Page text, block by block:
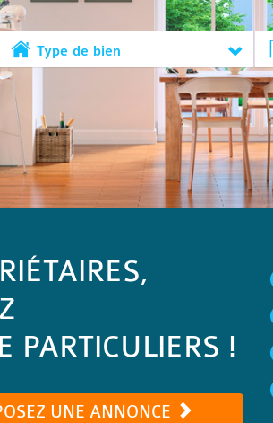
Type de bien
PARTICULIERS !
UNE ANNONCE